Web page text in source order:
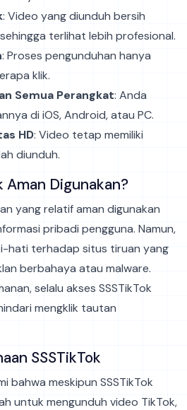
: Video yang diunduh bersih
terlihat lebih profesional.
: Proses pengunduhan hanya
klik.
Semua Perangkat: Anda
di iOS, Android, atau PC.
HD: Video tetap memiliki
diunduh.
Aman Digunakan?
yang relatif aman digunakan
pribadi pengguna. Namun,
hati terhadap situs tiruan yang
berbahaya atau malware.
selalu akses SSSTikTok
mengklik tautan
SSSTikTok
bahwa meskipun SSSTikTok
untuk mengunduh video TikTok,